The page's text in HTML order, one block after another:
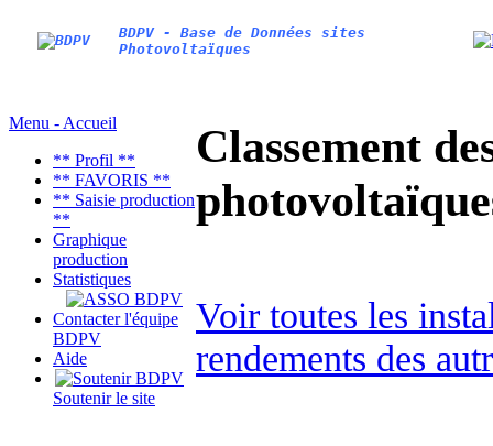
BDPV - Base de Données sites
Photovoltaïques
Menu - Accueil
** Profil **
** FAVORIS **
** Saisie production
**
Graphique
production
Statistiques
Contacter l'équipe
BDPV
Aide
Soutenir le site
Classement
Voir toutes les
rendements des